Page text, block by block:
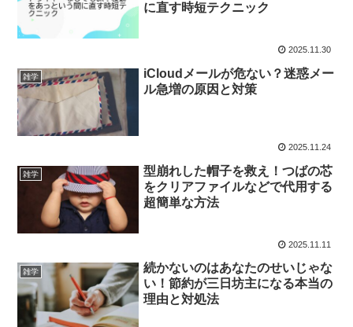
に直す時短テクニック
2025.11.30
雑学
iCloudメールが危ない？迷惑メー
ル急増の原因と対策
2025.11.24
雑学
型崩れした帽子を救え！つばの芯
をクリアファイルなどで代用する
超簡単な方法
2025.11.11
雑学
続かないのはあなたのせいじゃな
い！節約が三日坊主になる本当の
理由と対処法